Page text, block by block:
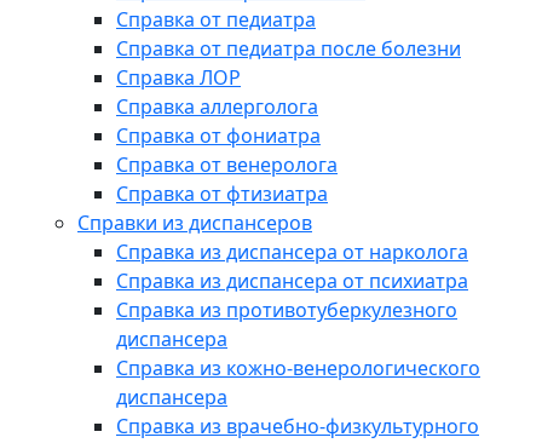
Справка от педиатра
Справка от педиатра после болезни
Справка ЛОР
Справка аллерголога
Справка от фониатра
Справка от венеролога
Справка от фтизиатра
Справки из диспансеров
Справка из диспансера от нарколога
Справка из диспансера от психиатра
Справка из противотуберкулезного
диспансера
Справка из кожно-венерологического
диспансера
Справка из врачебно-физкультурного